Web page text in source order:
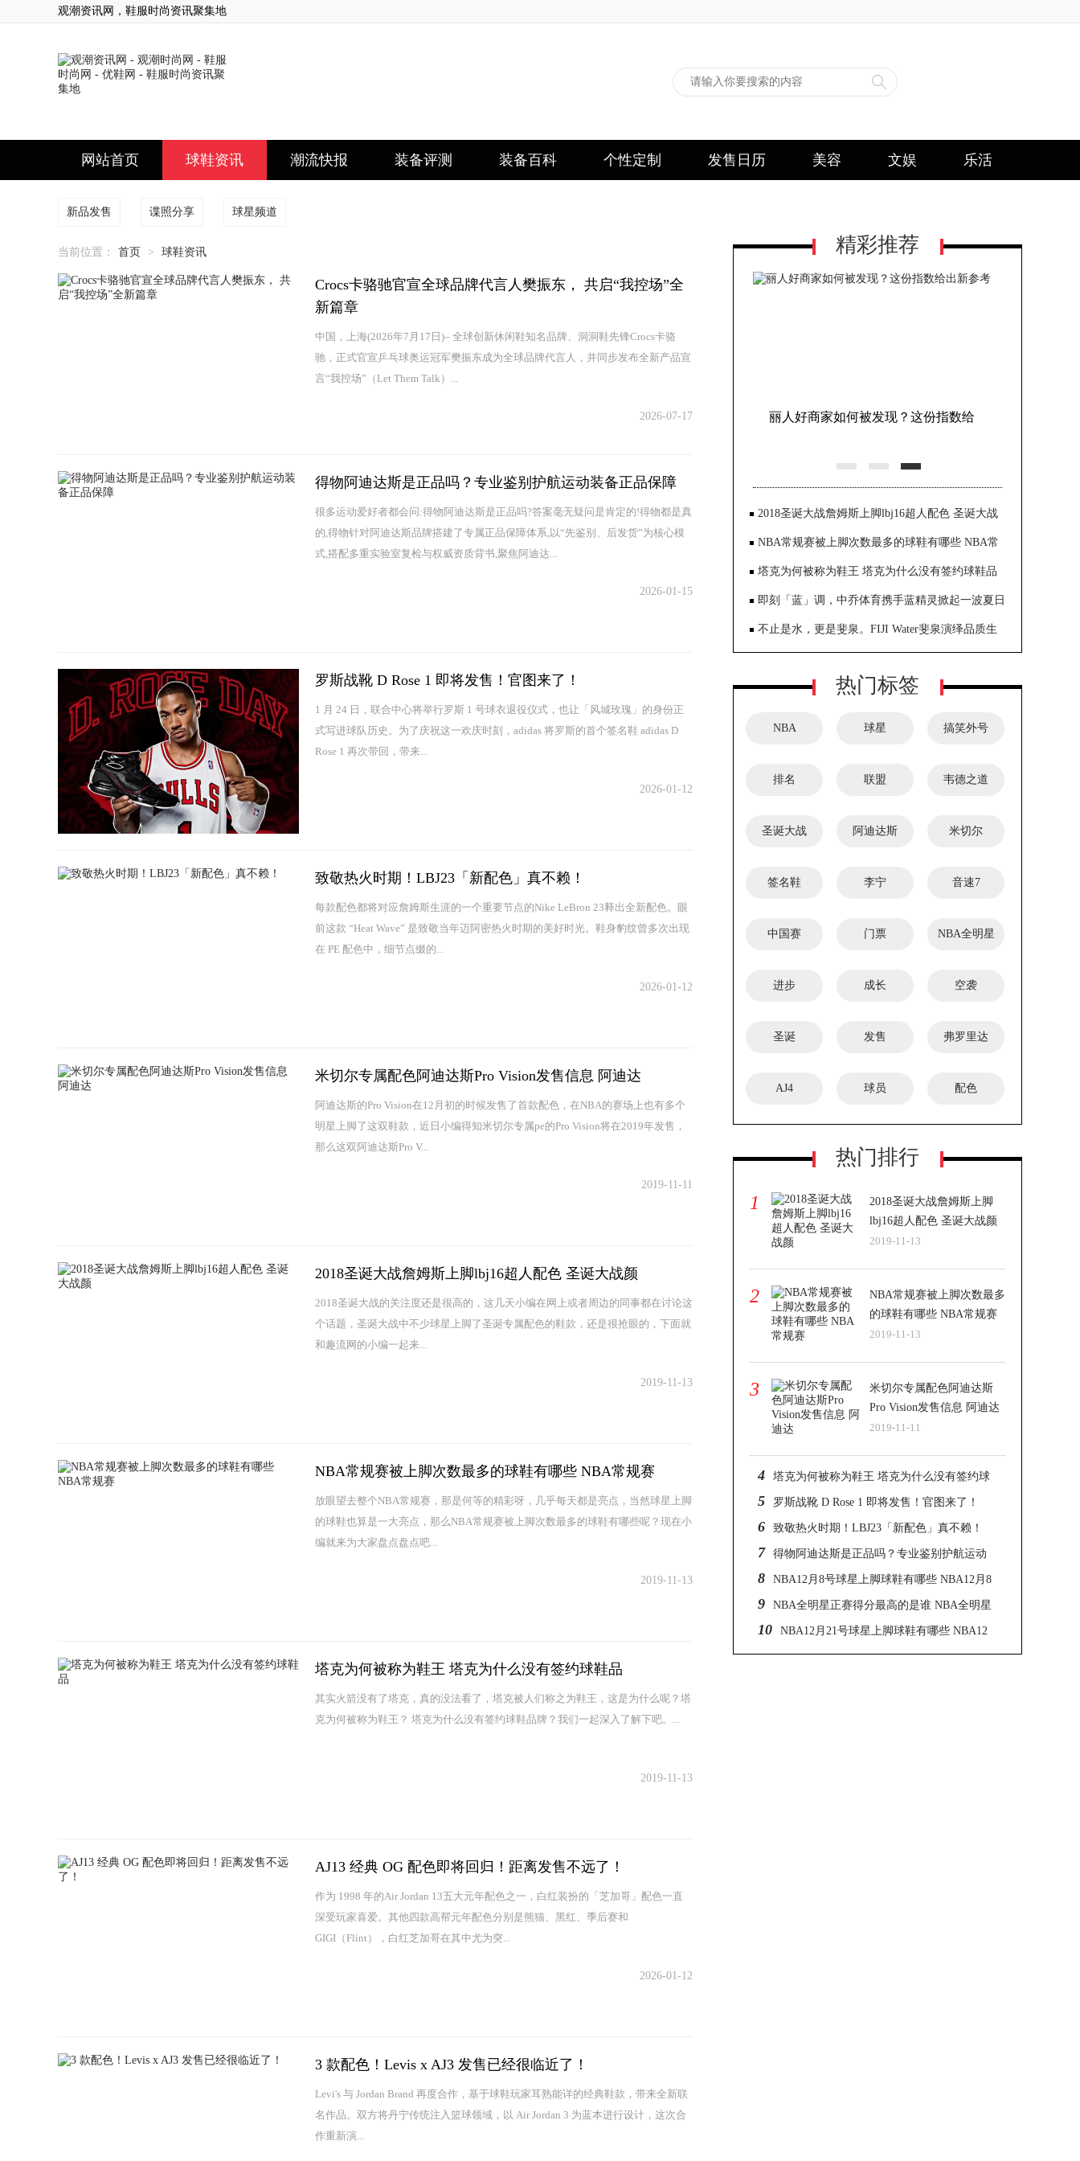
观潮资讯网，鞋服时尚资讯聚集地
网站首页 球鞋资讯 潮流快报 装备评测 装备百科 个性定制 发售日历 美容 文娱 乐活
新品发售 谍照分享 球星频道
当前位置： 首页 > 球鞋资讯
Crocs卡骆驰官宣全球品牌代言人樊振东， 共启“我控场”全
新篇章
中国，上海(2026年7月17日)– 全球创新休闲鞋知名品牌、洞洞鞋先锋Crocs卡骆
驰，正式官宣乒乓球奥运冠军樊振东成为全球品牌代言人，并同步发布全新产品宣
言“我控场”（Let Them Talk）...
2026-07-17
得物阿迪达斯是正品吗？专业鉴别护航运动装备正品保障
很多运动爱好者都会问:得物阿迪达斯是正品吗?答案毫无疑问是肯定的!得物都是真
的,得物针对阿迪达斯品牌搭建了专属正品保障体系,以“先鉴别、后发货”为核心模
式,搭配多重实验室复检与权威资质背书,聚焦阿迪达...
2026-01-15
罗斯战靴 D Rose 1 即将发售！官图来了！
1 月 24 日，联合中心将举行罗斯 1 号球衣退役仪式，也让「风城玫瑰」的身份正
式写进球队历史。为了庆祝这一欢庆时刻，adidas 将罗斯的首个签名鞋 adidas D
Rose 1 再次带回，带来...
2026-01-12
致敬热火时期！LBJ23「新配色」真不赖！
每款配色都将对应詹姆斯生涯的一个重要节点的Nike LeBron 23释出全新配色。眼
前这款 “Heat Wave” 是致敬当年迈阿密热火时期的美好时光。鞋身豹纹曾多次出现
在 PE 配色中，细节点缀的...
2026-01-12
米切尔专属配色阿迪达斯Pro Vision发售信息 阿迪达
阿迪达斯的Pro Vision在12月初的时候发售了首款配色，在NBA的赛场上也有多个
明星上脚了这双鞋款，近日小编得知米切尔专属pe的Pro Vision将在2019年发售，
那么这双阿迪达斯Pro V...
2019-11-11
2018圣诞大战詹姆斯上脚lbj16超人配色 圣诞大战颜
2018圣诞大战的关注度还是很高的，这几天小编在网上或者周边的同事都在讨论这
个话题，圣诞大战中不少球星上脚了圣诞专属配色的鞋款，还是很抢眼的，下面就
和趣流网的小编一起来...
2019-11-13
NBA常规赛被上脚次数最多的球鞋有哪些 NBA常规赛
放眼望去整个NBA常规赛，那是何等的精彩呀，几乎每天都是亮点，当然球星上脚
的球鞋也算是一大亮点，那么NBA常规赛被上脚次数最多的球鞋有哪些呢？现在小
编就来为大家盘点盘点吧...
2019-11-13
塔克为何被称为鞋王 塔克为什么没有签约球鞋品
其实火箭没有了塔克，真的没法看了，塔克被人们称之为鞋王，这是为什么呢？塔
克为何被称为鞋王？ 塔克为什么没有签约球鞋品牌？我们一起深入了解下吧。...
2019-11-13
AJ13 经典 OG 配色即将回归！距离发售不远了！
作为 1998 年的Air Jordan 13五大元年配色之一，白红装扮的「芝加哥」配色一直
深受玩家喜爱。其他四款高帮元年配色分别是熊猫、黑红、季后赛和
GIGI（Flint），白红芝加哥在其中尤为突...
2026-01-12
3 款配色！Levis x AJ3 发售已经很临近了！
Levi's 与 Jordan Brand 再度合作，基于球鞋玩家耳熟能详的经典鞋款，带来全新联
名作品。双方将丹宁传统注入篮球领域，以 Air Jordan 3 为蓝本进行设计，这次合
作重新演...
精彩推荐
Marisfrolg玛丝菲尔 「即兴节奏」 2026
2018圣诞大战詹姆斯上脚lbj16超人配色 圣诞大战
颜NBA常规赛被上脚次数最多的球鞋有哪些 NBA常
规赛
塔克为何被称为鞋王 塔克为什么没有签约球鞋品
即刻「蓝」调，中乔体育携手蓝精灵掀起一波夏日
限定潮流
不止是水，更是斐泉。FIJI Water斐泉演绎品质生
热门标签
NBA 球星 搞笑外号
排名 联盟 韦德之道
圣诞大战 阿迪达斯 米切尔
签名鞋 李宁 音速7
中国赛 门票 NBA全明星
进步 成长 空袭
圣诞 发售 弗罗里达
AJ4 球员 配色
热门排行
1
2018圣诞大战詹姆斯上脚
lbj16超人配色 圣诞大战颜
2019-11-13
2
NBA常规赛被上脚次数最多
的球鞋有哪些 NBA常规赛
2019-11-13
3
米切尔专属配色阿迪达斯
Pro Vision发售信息 阿迪达
2019-11-11
4 塔克为何被称为鞋王 塔克为什么没有签约球
鞋品
5 罗斯战靴 D Rose 1 即将发售！官图来了！
6 致敬热火时期！LBJ23「新配色」真不赖！
7 得物阿迪达斯是正品吗？专业鉴别护航运动
装备正品保障
8 NBA12月8号球星上脚球鞋有哪些 NBA12月8
号球星上脚
9 NBA全明星正赛得分最高的是谁 NBA全明星
正赛单场
10 NBA12月21号球星上脚球鞋有哪些 NBA12
月21号球星上